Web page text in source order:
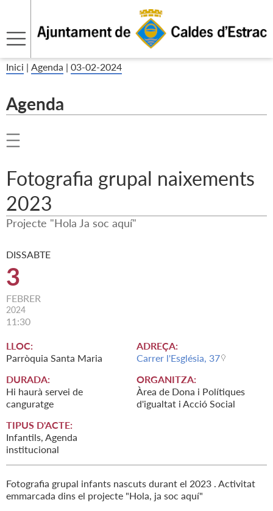
Inici | Agenda | 03-02-2024
Agenda
Fotografia grupal naixements
2023
Projecte "Hola Ja soc aquí"
DISSABTE
3
FEBRER
2024
11:30
LLOC:
Parròquia Santa Maria
ADREÇA:
Carrer l'Església, 37
DURADA:
Hi haurà servei de
canguratge
ORGANITZA:
Àrea de Dona i Polítiques
d'igualtat i Acció Social
TIPUS D'ACTE:
Infantils, Agenda
institucional
Fotografia grupal infants nascuts durant el 2023 . Activitat
emmarcada dins el projecte "Hola, ja soc aquí"